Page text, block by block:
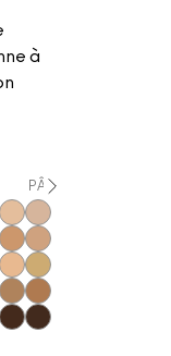
à
PÂLE
N4.5
NC27
C45
NC46